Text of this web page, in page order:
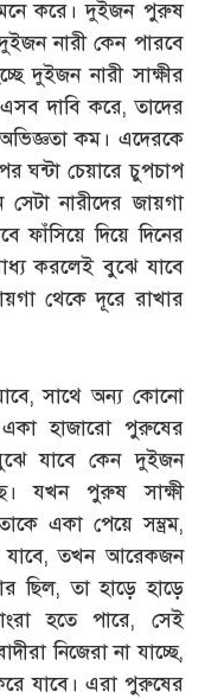
করে। দুইজন পুরুষ
নারী কেন পারবে
দুইজন নারী সাক্ষীর
দাবি করে, তাদের
কম। এদেরকে
ঘন্টা চেয়ারে চুপচাপ
নারীদের জায়গা
ফাঁসিয়ে দিয়ে দিনের
করলেই বুঝে যাবে
থেকে দূরে রাখার
সাথে অন্য কোনো
হাজারো পুরুষের
যাবে কেন দুইজন
যখন পুরুষ সাক্ষী
একা পেয়ে সম্ভ্রম,
যাবে, তখন আরেকজন
ছিল, তা হাড়ে হাড়ে
হতে পারে, সেই
নিজেরা না যাচ্ছে,
যাবে। এরা পুরুষের